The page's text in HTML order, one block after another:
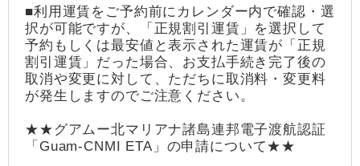
■利用運賃をご予約前にカレンダー内で確認・選
択が可能ですが、「正規割引運賃」を選択して
予約もしくは最安値と表示された運賃が「正規
割引運賃」だった場合、お支払手続き完了後の
取消や変更に対して、ただちに取消料・変更料
が発生しますのでご注意ください。
★★グアムー北マリアナ諸島連邦電子渡航認証
「Guam-CNMI ETA」の申請について★★